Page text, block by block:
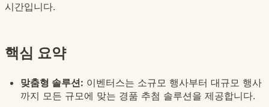
시간입니다.
핵심 요약
맞춤형 솔루션: 이벤터스는 소규모 행사부터 대규모 행사
까지 모든 규모에 맞는 경품 추첨 솔루션을 제공합니다.